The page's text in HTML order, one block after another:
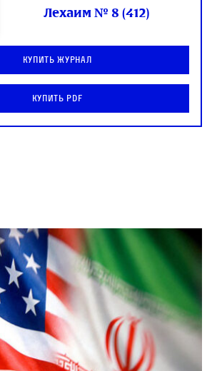
Лехаим № 8 (412)
Купить журнал
Купить PDF